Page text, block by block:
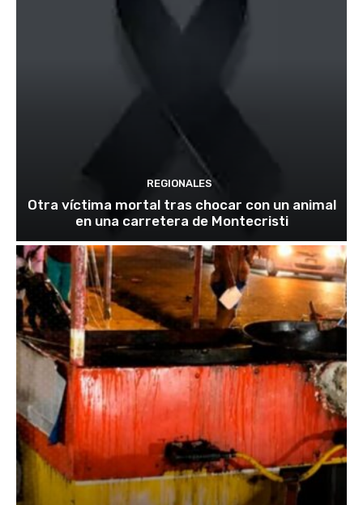
REGIONALES
Otra víctima mortal tras chocar con un animal
en una carretera de Montecristi